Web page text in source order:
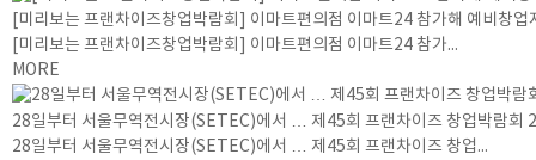
[미리보는 프랜차이즈창업박람회] 이마트편의점 이마트24 참가해 예비창업
[미리보는 프랜차이즈창업박람회] 이마트편의점 이마트24 참가...
MORE
28일부터 서울무역전시장(SETEC)에서 … 제45회 프랜차이즈 창업박람회
28일부터 서울무역전시장(SETEC)에서 … 제45회 프랜차이즈 창업...